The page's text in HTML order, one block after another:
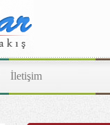
İletişim